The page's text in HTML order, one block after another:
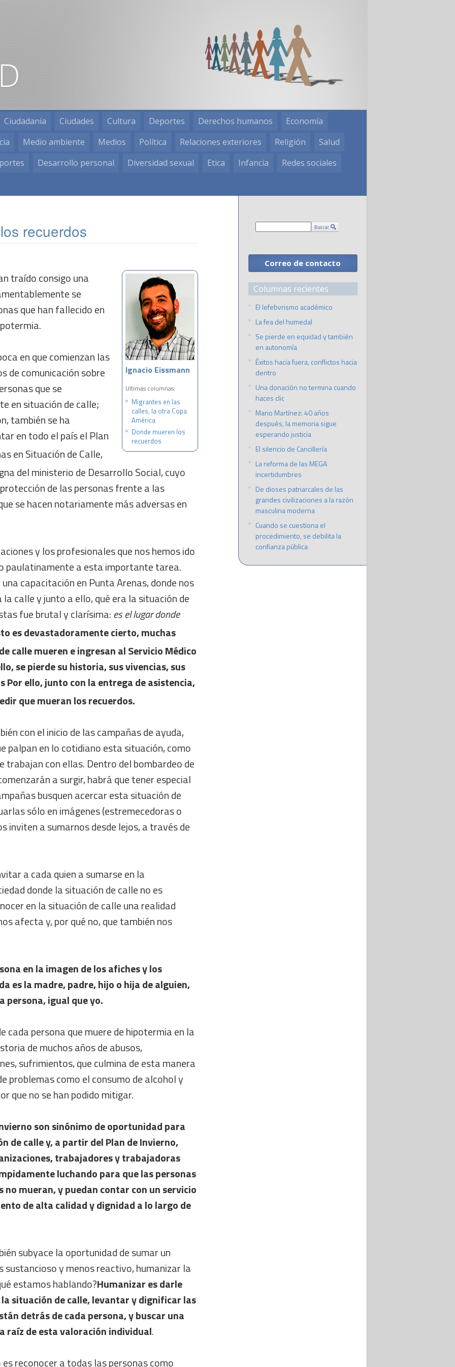
Ciudadanía Ciudades Cultura Deportes Derechos humanos
Economía
Medio ambiente Medios Política Relaciones exteriores Religión
Salud
Desarrollo personal Diversidad sexual Etica Infancia Redes sociales
recuerdos
Ignacio Eissmann
Ultimas columnas:
Migrantes en las
calles, la otra Copa
América
Donde mueren los
recuerdos
traído consigo una
se
que han fallecido en
en que comienzan las
de comunicación sobre
que se
en situación de calle;
también se ha
en todo el país el Plan
en Situación de Calle,
del ministerio de Desarrollo Social, cuyo
de las personas frente a las
se hacen notariamente más adversas en
y los profesionales que nos hemos ido
paulatinamente a esta importante tarea.
capacitación en Punta Arenas, donde nos
calle y junto a ello, qué era la situación de
fue brutal y clarísima:es el lugar donde
es devastadoramente cierto, muchas
calle mueren e ingresan al Servicio Médico
se pierde su historia, sus vivencias, sus
Por ello, junto con la entrega de asistencia,
que mueran los recuerdos.
con el inicio de las campañas de ayuda,
palpan en lo cotidiano esta situación, como
trabajan con ellas. Dentro del bombardeo de
a surgir, habrá que tener especial
busquen acercar esta situación de
sólo en imágenes (estremecedoras o
inviten a sumarnos desde lejos, a través de
a cada quien a sumarse en la
donde la situación de calle no es
en la situación de calle una realidad
afecta y, por qué no, que también nos
en la imagen de los afiches y los
es la madre, padre, hijo o hija de alguien,
persona, igual que yo.
cada persona que muere de hipotermia en la
de muchos años de abusos,
sufrimientos, que culmina de esta manera
problemas como el consumo de alcohol y
que no se han podido mitigar.
son sinónimo de oportunidad para
de calle y, a partir del Plan de Invierno,
trabajadores y trabajadoras
luchando para que las personas
no mueran, y puedan contar con un servicio
de alta calidad y dignidad a lo largo de
subyace la oportunidad de sumar un
sustancioso y menos reactivo, humanizar la
estamos hablando?Humanizar es darle
situación de calle, levantar y dignificar las
detrás de cada persona, y buscar una
raíz de esta valoración individual.
reconocer a todas las personas como
Correo de contacto
Columnas recientes
El lefebvrismo académico
La fea del humedal
Se pierde en equidad y también
en autonomía
Éxitos hacia fuera, conflictos hacia
dentro
Una donación no termina cuando
haces clic
Mario Martínez: 40 años
después, la memoria sigue
esperando justicia
El silencio de Cancillería
La reforma de las MEGA
incertidumbres
De dioses patriarcales de las
grandes civilizaciones a la razón
masculina moderna
Cuando se cuestiona el
procedimiento, se debilita la
confianza pública